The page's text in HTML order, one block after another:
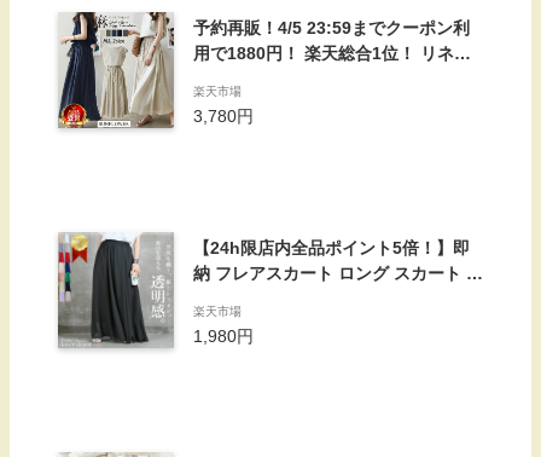
予約再販！4/5 23:59までクーポン利
用で1880円！ 楽天総合1位！ リネン
ストゴム 綿麻 リネン混 ワンピース
ロング マキシ A ライン ウエストシャ
楽天市場
3,780円
【24h限店内全品ポイント5倍！】即
納 フレアスカート ロング スカート レ
マキシスカート マキシ 無地 aライン
体型カバー ウエストゴム 膝下 ひざ下
楽天市場
1,980円